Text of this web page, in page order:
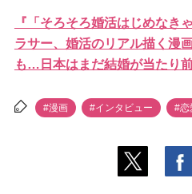
『「そろそろ婚活はじめなき
ラサー、婚活のリアル描く漫
も…日本はまだ結婚が当たり
#漫画 #インタビュー #恋